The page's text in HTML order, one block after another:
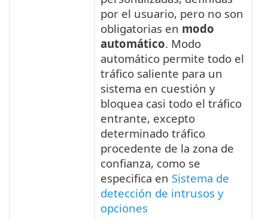
por el usuario, pero no son
obligatorias en modo
automático. Modo
automático permite todo el
tráfico saliente para un
sistema en cuestión y
bloquea casi todo el tráfico
entrante, excepto
determinado tráfico
procedente de la zona de
confianza, como se
especifica en Sistema de
detección de intrusos y
opciones